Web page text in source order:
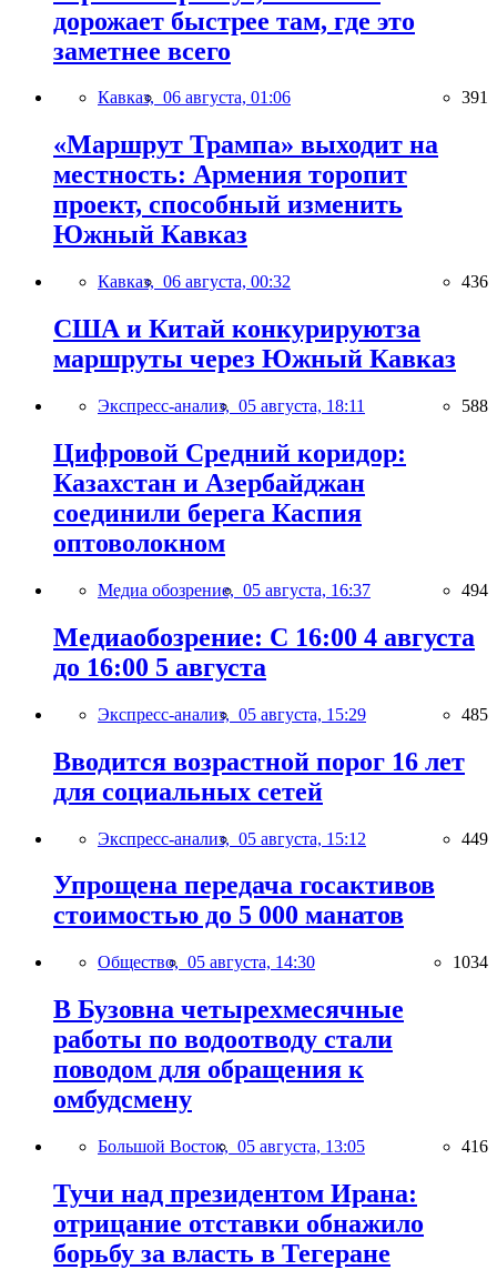
дорожает быстрее там, где это
заметнее всего
Кавказ, 06 августа, 01:06 391
«Маршрут Трампа» выходит на
местность: Армения торопит
проект, способный изменить
Южный Кавказ
Кавказ, 06 августа, 00:32 436
США и Китай конкурируютза
маршруты через Южный Кавказ
Экспресс-анализ, 05 августа, 18:11 588
Цифровой Средний коридор:
Казахстан и Азербайджан
соединили берега Каспия
оптоволокном
Медиа обозрение, 05 августа, 16:37 494
Медиаобозрение: С 16:00 4 августа
до 16:00 5 августа
Экспресс-анализ, 05 августа, 15:29 485
Вводится возрастной порог 16 лет
для социальных сетей
Экспресс-анализ, 05 августа, 15:12 449
Упрощена передача госактивов
стоимостью до 5 000 манатов
Общество, 05 августа, 14:30 1034
В Бузовна четырехмесячные
работы по водоотводу стали
поводом для обращения к
омбудсмену
Большой Восток, 05 августа, 13:05 416
Тучи над президентом Ирана:
отрицание отставки обнажило
борьбу за власть в Тегеране